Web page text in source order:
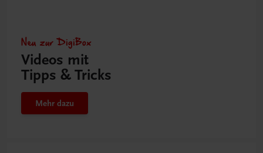
Neu zur DigiBox
Videos mit
Tipps & Tricks
Mehr dazu